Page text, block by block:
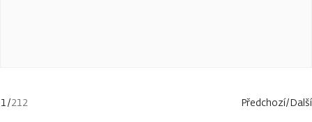
1/212 Předchozí/Další